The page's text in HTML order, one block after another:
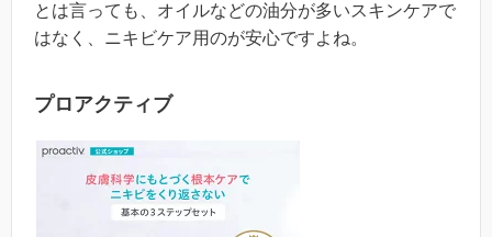
とは言っても、オイルなどの油分が多いスキンケアで
はなく、ニキビケア用のが安心ですよね。
プロアクティブ